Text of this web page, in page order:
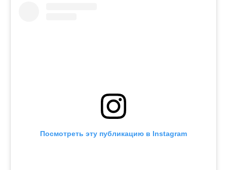
Посмотреть эту публикацию в Instagram